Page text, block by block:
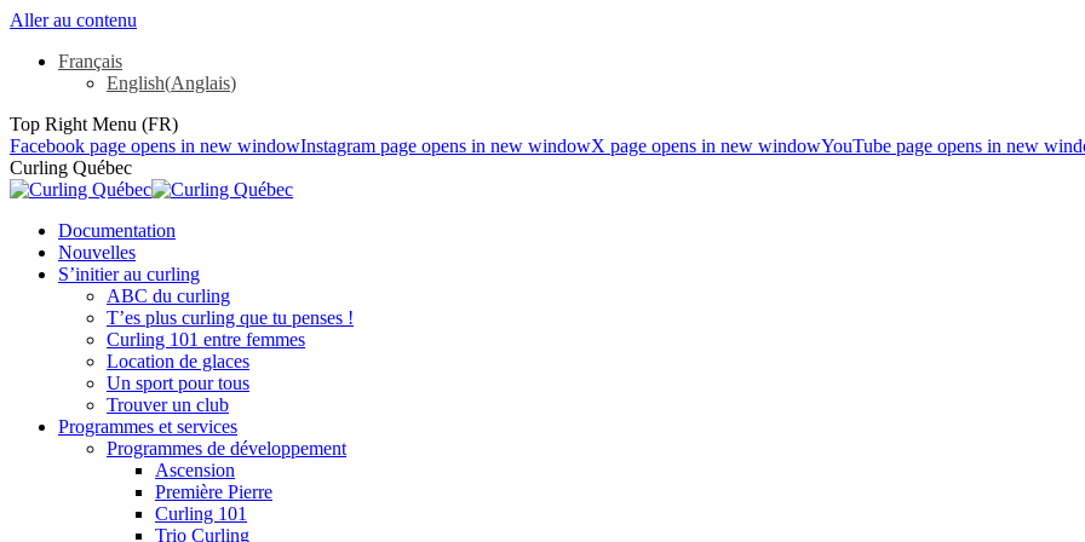
Aller au contenu
Français
English(Anglais)
Top Right Menu (FR)
Facebook page opens in new windowInstagram page opens in new windowX page opens in new windowYouTube page opens in new
Curling Québec
Documentation
Nouvelles
S’initier au curling
ABC du curling
T’es plus curling que tu penses !
Curling 101 entre femmes
Location de glaces
Un sport pour tous
Trouver un club
Programmes et services
Programmes de développement
Ascension
Première Pierre
Curling 101
Trio Curling